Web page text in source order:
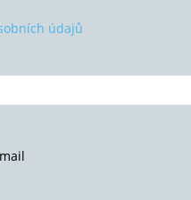
údajů